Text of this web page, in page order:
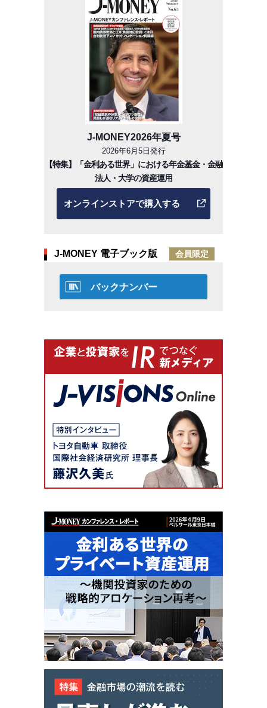
J-MONEY2026年夏号
2026年6月5日発行
【特集】「金利ある世界」における年金基金・金融
法人・大学の資産運用
オンラインストアで購入する
J-MONEY 電子ブック版 会員限定
バックナンバー